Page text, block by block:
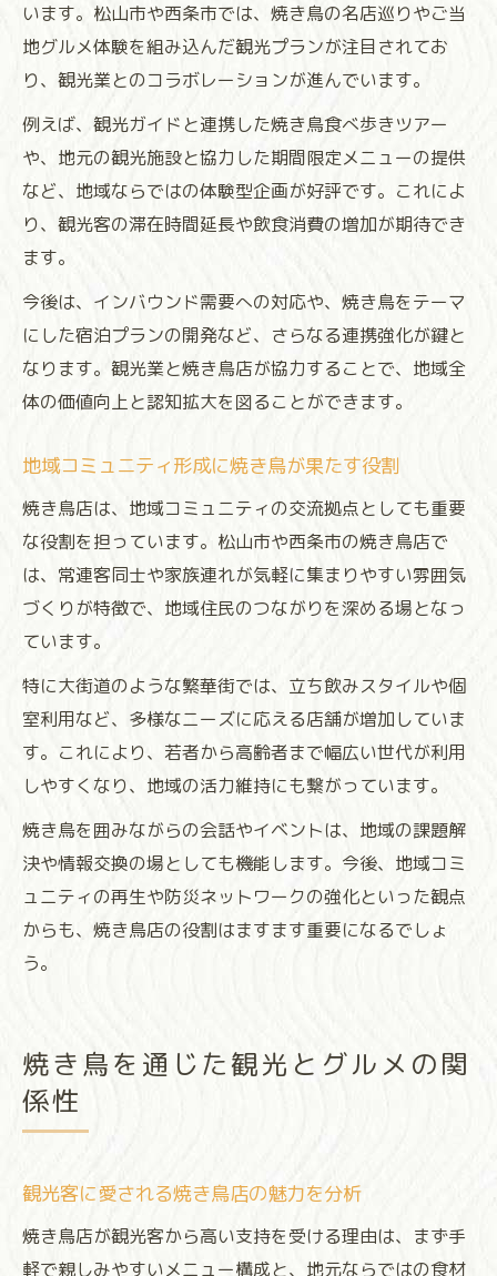
います。松山市や西条市では、焼き鳥の名店巡りやご当
地グルメ体験を組み込んだ観光プランが注目されてお
り、観光業とのコラボレーションが進んでいます。
例えば、観光ガイドと連携した焼き鳥食べ歩きツアー
や、地元の観光施設と協力した期間限定メニューの提供
など、地域ならではの体験型企画が好評です。これによ
り、観光客の滞在時間延長や飲食消費の増加が期待でき
ます。
今後は、インバウンド需要への対応や、焼き鳥をテーマ
にした宿泊プランの開発など、さらなる連携強化が鍵と
なります。観光業と焼き鳥店が協力することで、地域全
体の価値向上と認知拡大を図ることができます。
地域コミュニティ形成に焼き鳥が果たす役割
焼き鳥店は、地域コミュニティの交流拠点としても重要
な役割を担っています。松山市や西条市の焼き鳥店で
は、常連客同士や家族連れが気軽に集まりやすい雰囲気
づくりが特徴で、地域住民のつながりを深める場となっ
ています。
特に大街道のような繁華街では、立ち飲みスタイルや個
室利用など、多様なニーズに応える店舗が増加していま
す。これにより、若者から高齢者まで幅広い世代が利用
しやすくなり、地域の活力維持にも繋がっています。
焼き鳥を囲みながらの会話やイベントは、地域の課題解
決や情報交換の場としても機能します。今後、地域コミ
ュニティの再生や防災ネットワークの強化といった観点
からも、焼き鳥店の役割はますます重要になるでしょ
う。
焼き鳥を通じた観光とグルメの関
係性
観光客に愛される焼き鳥店の魅力を分析
焼き鳥店が観光客から高い支持を受ける理由は、まず手
軽で親しみやすいメニュー構成と、地元ならではの食材